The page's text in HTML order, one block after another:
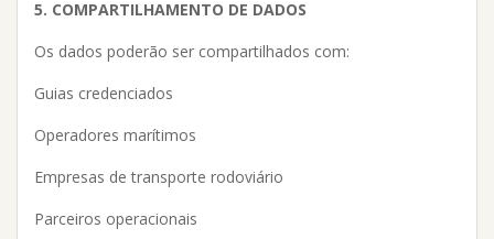
5. COMPARTILHAMENTO DE DADOS
Os dados poderão ser compartilhados com:
Guias credenciados
Operadores marítimos
Empresas de transporte rodoviário
Parceiros operacionais